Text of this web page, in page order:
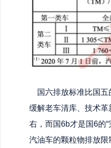
国六排放标准比国五
缓解老车清库、技术
右，而国6b才是国6的
汽油车的颗粒物排放限